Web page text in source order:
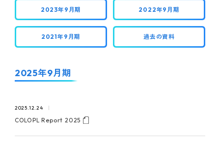
2023年9月期 2022年9月期
2021年9月期 過去の資料
2025年9月期
2025.12.24
COLOPL Report 2025